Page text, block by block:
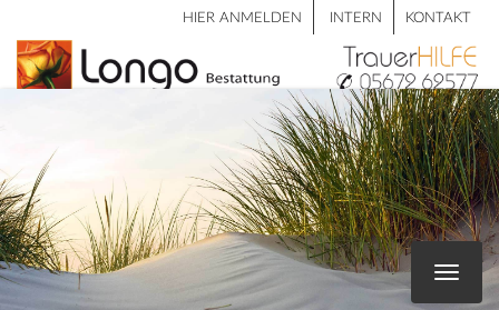
HIER ANMELDEN INTERN KONTAKT
Toggle